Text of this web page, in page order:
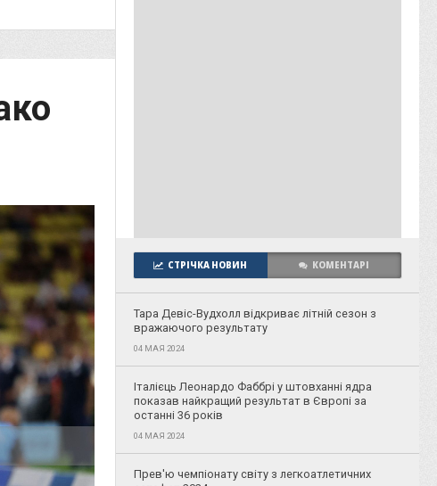
СТРІЧКА НОВИН КОМЕНТАРІ
Тара Девіс-Вудхолл відкриває літній сезон з
вражаючого результату
04 МАЯ 2024
Італієць Леонардо Фаббрі у штовханні ядра
показав найкращий результат в Європі за
останні 36 років
04 МАЯ 2024
Прев'ю чемпіонату світу з легкоатлетичних